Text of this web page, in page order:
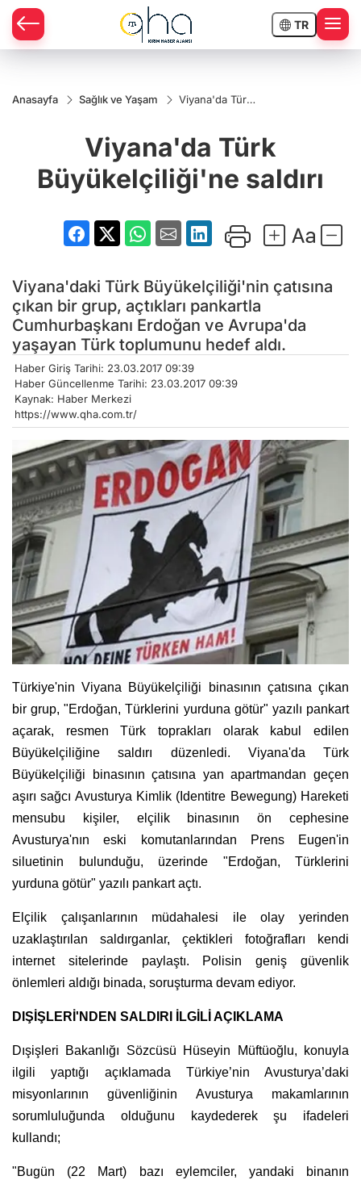
TR
Anasayfa Sağlık ve Yaşam
Viyana'da Türk
Viyana'da Türk
Büyükelçiliği'ne saldırı
Viyana'daki Türk Büyükelçiliği'nin çatısına
çıkan bir grup, açtıkları pankartla
Cumhurbaşkanı Erdoğan ve Avrupa'da
yaşayan Türk toplumunu hedef aldı.
Haber Giriş Tarihi: 23.03.2017 09:39
Haber Güncellenme Tarihi: 23.03.2017 09:39
Kaynak: Haber Merkezi
https://www.qha.com.tr/
Türkiye'nin Viyana Büyükelçiliği binasının çatısına çıkan
bir grup, "Erdoğan, Türklerini yurduna götür" yazılı pankart
açarak, resmen Türk toprakları olarak kabul edilen
Büyükelçiliğine saldırı düzenledi. Viyana'da Türk
Büyükelçiliği binasının çatısına yan apartmandan geçen
aşırı sağcı Avusturya Kimlik (Identitre Bewegung) Hareketi
mensubu kişiler, elçilik binasının ön cephesine
Avusturya'nın eski komutanlarından Prens Eugen'in
siluetinin bulunduğu, üzerinde "Erdoğan, Türklerini
yurduna götür" yazılı pankart açtı.
Elçilik çalışanlarının müdahalesi ile olay yerinden
uzaklaştırılan saldırganlar, çektikleri fotoğrafları kendi
internet sitelerinde paylaştı. Polisin geniş güvenlik
önlemleri aldığı binada, soruşturma devam ediyor.
DIŞİŞLERİ'NDEN SALDIRI İLGİLİ AÇIKLAMA
Dışişleri Bakanlığı Sözcüsü Hüseyin Müftüoğlu, konuyla
ilgili yaptığı açıklamada Türkiye’nin Avusturya’daki
misyonlarının güvenliğinin Avusturya makamlarının
sorumluluğunda olduğunu kaydederek şu ifadeleri
kullandı;
"Bugün (22 Mart) bazı eylemciler, yandaki binanın